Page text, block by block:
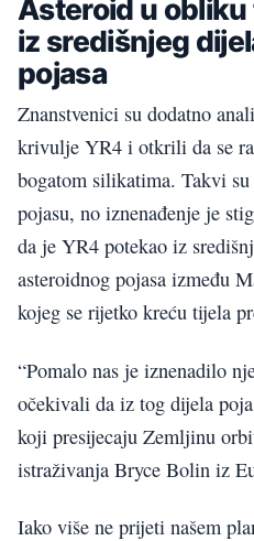
Asteroid u obliku
iz središnjeg
pojasa
Znanstvenici su dodatno
krivulje YR4 i otkrili da se
bogatom silikatima. Takvi
pojasu, no iznenađenje je
da je YR4 potekao iz
asteroidnog pojasa između
kojeg se rijetko kreću tijela
“Pomalo nas je iznenadilo
očekivali da iz tog dijela
koji presijecaju Zemljinu
istraživanja Bryce Bolin iz
Iako više ne prijeti našem